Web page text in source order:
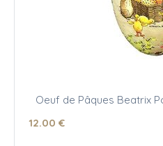
Oeuf de Pâques Beatrix
12.00 €